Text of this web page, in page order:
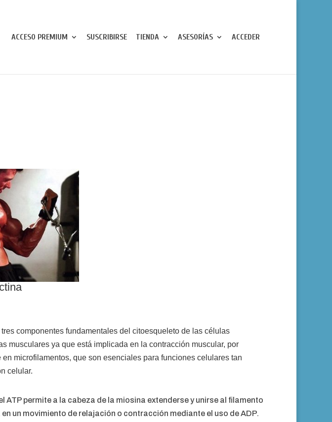
ACCESO PREMIUM SUSCRIBIRSE TIENDA ASESORÍAS ACCEDER
componentes fundamentales del citoesqueleto de las células
musculares ya que está implicada en la contracción muscular, por
microfilamentos, que son esenciales para funciones celulares tan
celular.
permite a la cabeza de la miosina extenderse y unirse al filamento
un movimiento de relajación o contracción mediante el uso de ADP.